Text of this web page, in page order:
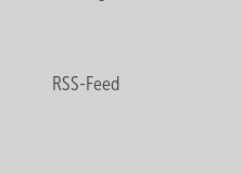
RSS-Feed